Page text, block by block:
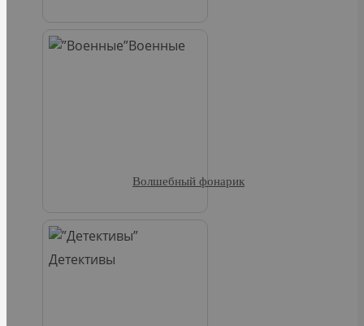
Военные
Детективы
Волшебный фонарик